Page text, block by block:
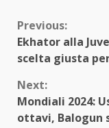
Continue
Reading
Previous:
Ekhator alla
scelta giusta
Next:
Mondiali 2024:
ottavi, Balogun